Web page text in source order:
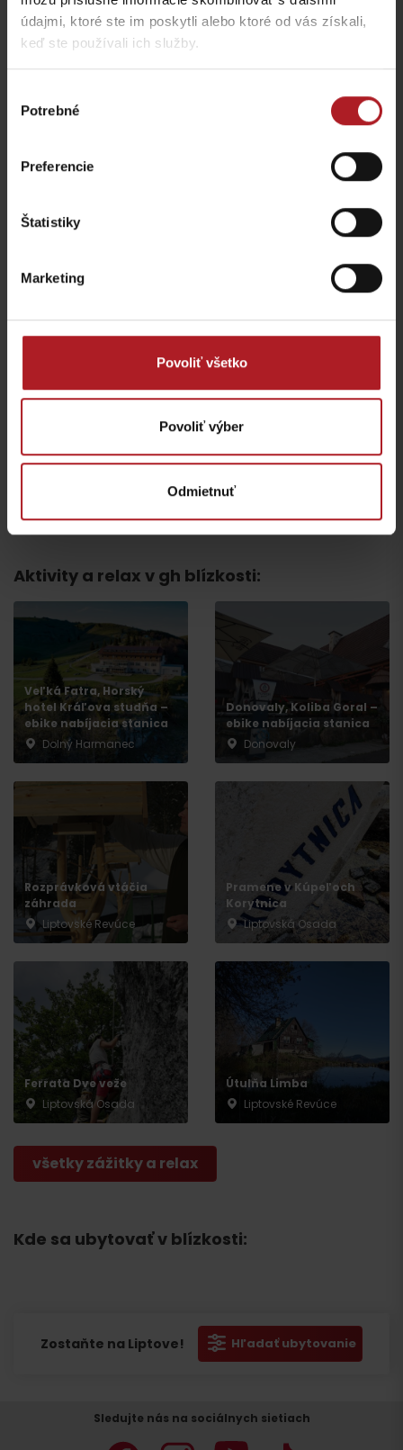
údajmi, ktoré ste im poskytli alebo ktoré od vás získali,
keď ste používali ich služby.
súhlasu
Potrebné
Preferencie
Štatistiky
Marketing
Povoliť všetko
Povoliť výber
Odmietnuť
Bistro Železnô
všetky miesta kde jesť a piť
Aktivity a relax v gh blízkosti:
Veľká Fatra, Horský
hotel Kráľova studňa –
ebike nabíjacia stanica
Dolný Harmanec
Donovaly, Koliba Goral –
ebike nabíjacia stanica
Donovaly
Rozprávková vtáčia
záhrada
Liptovské Revúce
Pramene v Kúpeľoch
Korytnica
Liptovská Osada
Ferrata Dve veže
Liptovská Osada
Útulňa Limba
Liptovské Revúce
všetky zážitky a relax
Kde sa ubytovať v blízkosti:
Zostaňte na Liptove! Hľadať ubytovanie
Odchod
Sledujte nás na sociálnych sietiach